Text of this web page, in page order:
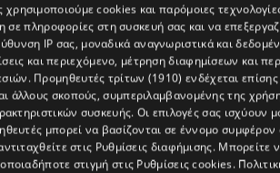
Γιατί μπορεί έτσι να νιώθεις
για χίλιους δυο λόγους. Ποιοι
το παιδί της στον κόσμο;
δικό της. Να το κάνει η ίδια,
πρέπει να σεβαστείς, και
χρησιμοποιούμε cookies και παρόμοιες
σε πληροφορίες στη συσκευή σας και να
IP σας, μοναδικά αναγνωριστικά και
και περιεχόμενο, μέτρηση διαφημίσεων και
Προμηθευτές τρίτων (1910) ενδέχεται
άλλους σκοπούς, συμπεριλαμβανομένης της
συσκευής. Οι επιλογές σας ισχύουν
μπορεί να βασίζονται σε έννομο συμφέρον
στις Ρυθμίσεις διαφήμισης. Μπορείτε
στιγμή στις Ρυθμίσεις cookies.